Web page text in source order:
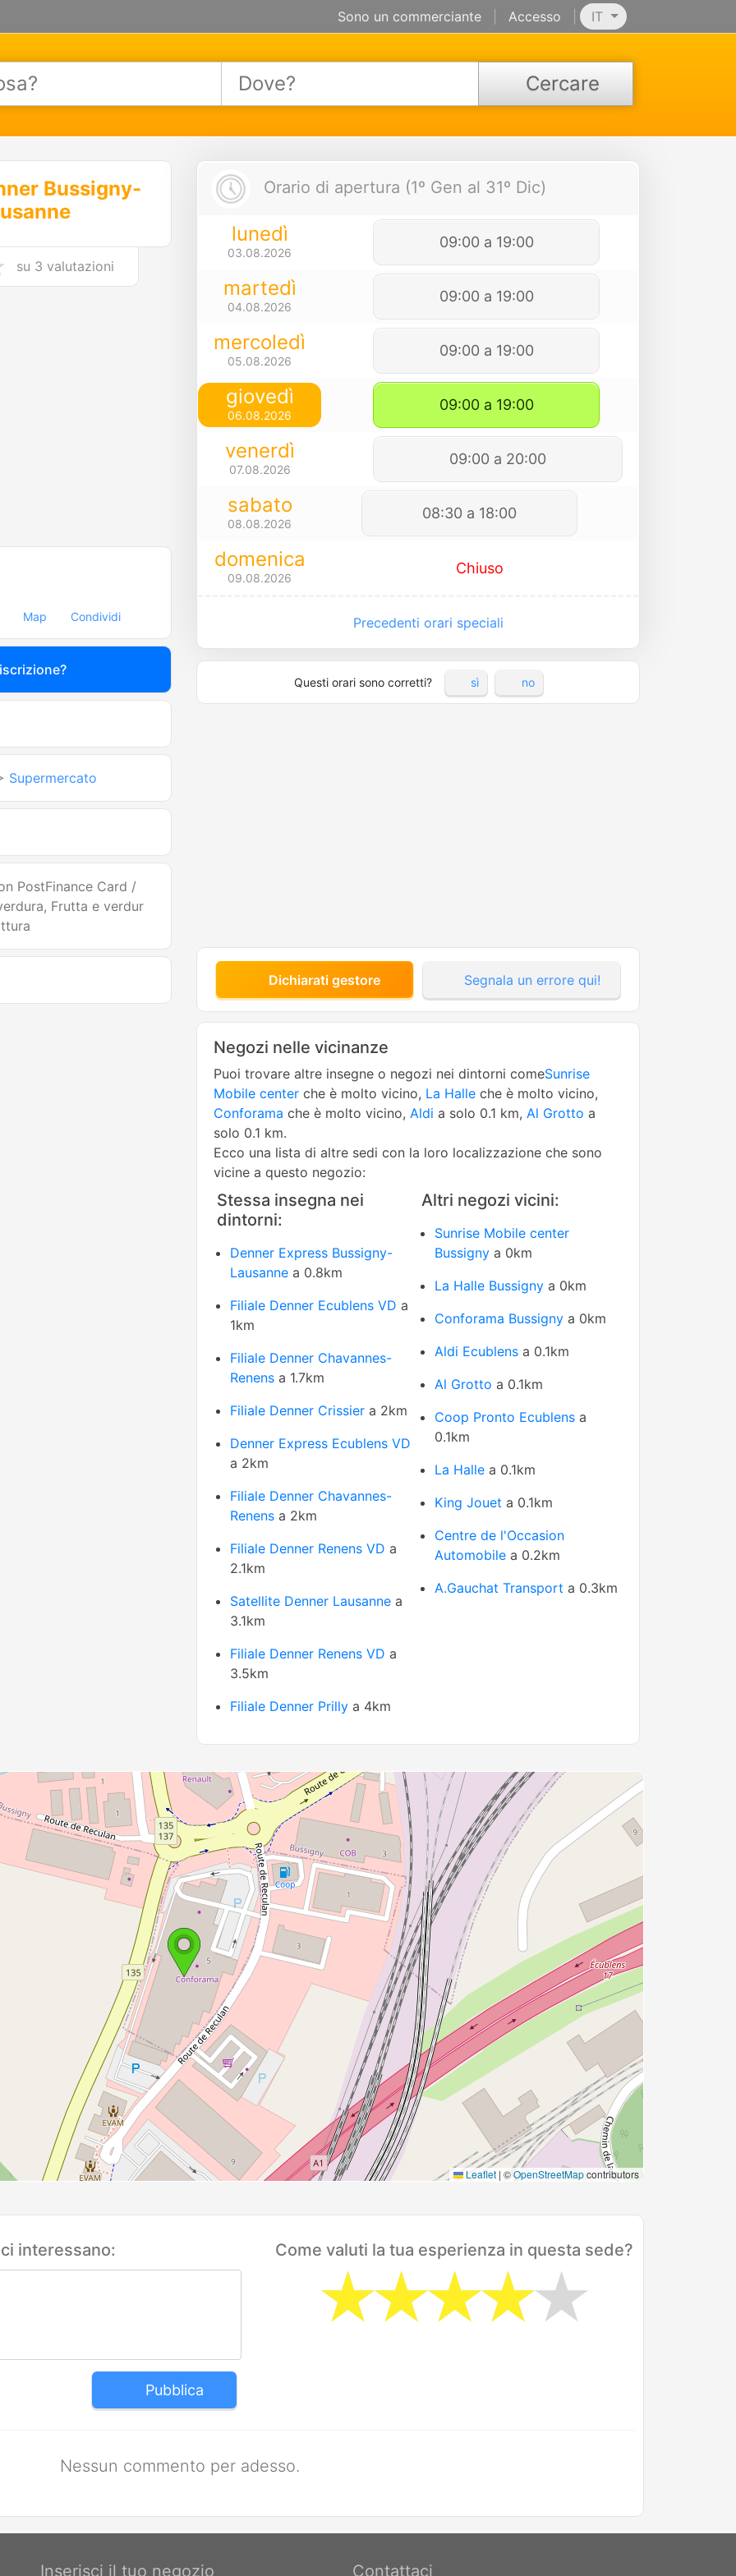
Sono un commerciante Accesso IT
Cercare
Bussigny-
su 3 valutazioni
Map Condividi
Supermercato
PostFinance Card /
Frutta e verdur
Orario di apertura (1º Gen al 31º Dic)
lunedì
03.08.2026
09:00 a 19:00
martedì
04.08.2026
09:00 a 19:00
mercoledì
05.08.2026
09:00 a 19:00
giovedì
06.08.2026
09:00 a 19:00
venerdì
07.08.2026
09:00 a 20:00
sabato
08.08.2026
08:30 a 18:00
domenica
09.08.2026
Chiuso
Precedenti orari speciali
Questi orari sono corretti? sì no
Dichiarati gestore Segnala un errore qui!
Negozi nelle vicinanze
Puoi trovare altre insegne o negozi nei dintorni comeSunrise
Mobile center che è molto vicino, La Halle che è molto vicino,
Conforama che è molto vicino, Aldi a solo 0.1 km, Al Grotto a
solo 0.1 km.
Ecco una lista di altre sedi con la loro localizzazione che sono
vicine a questo negozio:
Stessa insegna nei
dintorni:
Denner Express Bussigny-
Lausanne a 0.8km
Filiale Denner Ecublens VD a
1km
Filiale Denner Chavannes-
Renens a 1.7km
Filiale Denner Crissier a 2km
Denner Express Ecublens VD
a 2km
Filiale Denner Chavannes-
Renens a 2km
Filiale Denner Renens VD a
2.1km
Satellite Denner Lausanne a
3.1km
Filiale Denner Renens VD a
3.5km
Filiale Denner Prilly a 4km
Altri negozi vicini:
Sunrise Mobile center
Bussigny a 0km
La Halle Bussigny a 0km
Conforama Bussigny a 0km
Aldi Ecublens a 0.1km
Al Grotto a 0.1km
Coop Pronto Ecublens a
0.1km
La Halle a 0.1km
King Jouet a 0.1km
Centre de l'Occasion
Automobile a 0.2km
A.Gauchat Transport a 0.3km
Leaflet | ©OpenStreetMapcontributors
Come valuti la tua esperienza in questa sede?
interessano:
Pubblica
Nessun commento per adesso.
Inserisci il tuo negozio Contattaci